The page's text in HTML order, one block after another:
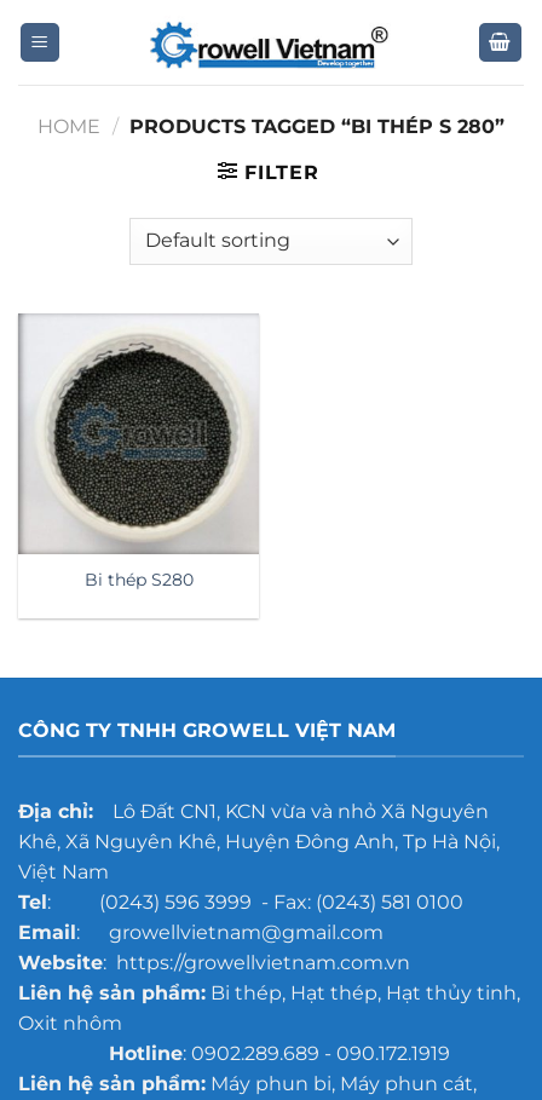
HOME / PRODUCTS TAGGED “BI THÉP S 280”
FILTER
Bi thép S280
CÔNG TY TNHH GROWELL VIỆT NAM
Địa chỉ:Lô Đất CN1, KCN vừa và nhỏ Xã Nguyên
Khê, Xã Nguyên Khê, Huyện Đông Anh, Tp Hà Nội,
Việt Nam
Tel: (0243) 596 3999 - Fax: (0243) 581 0100
Email: growellvietnam@gmail.com
Website: https://growellvietnam.com.vn
Liên hệ sản phẩm:Bi thép, Hạt thép, Hạt thủy tinh,
Oxit nhôm
Hotline: 0902.289.689 - 090.172.1919
Liên hệ sản phẩm:Máy phun bi, Máy phun cát,